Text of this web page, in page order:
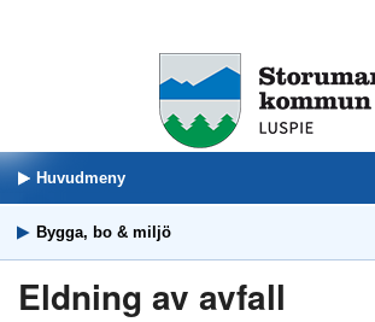
Huvudmeny
Bygga, bo & miljö
Eldning av avfall